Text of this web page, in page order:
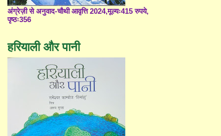
अंग्रेज़ी से अनुवाद-चौथी आवृत्ति 2024,मूल्यः415 रुपये,
पृष्ठः356
हरियाली और पानी